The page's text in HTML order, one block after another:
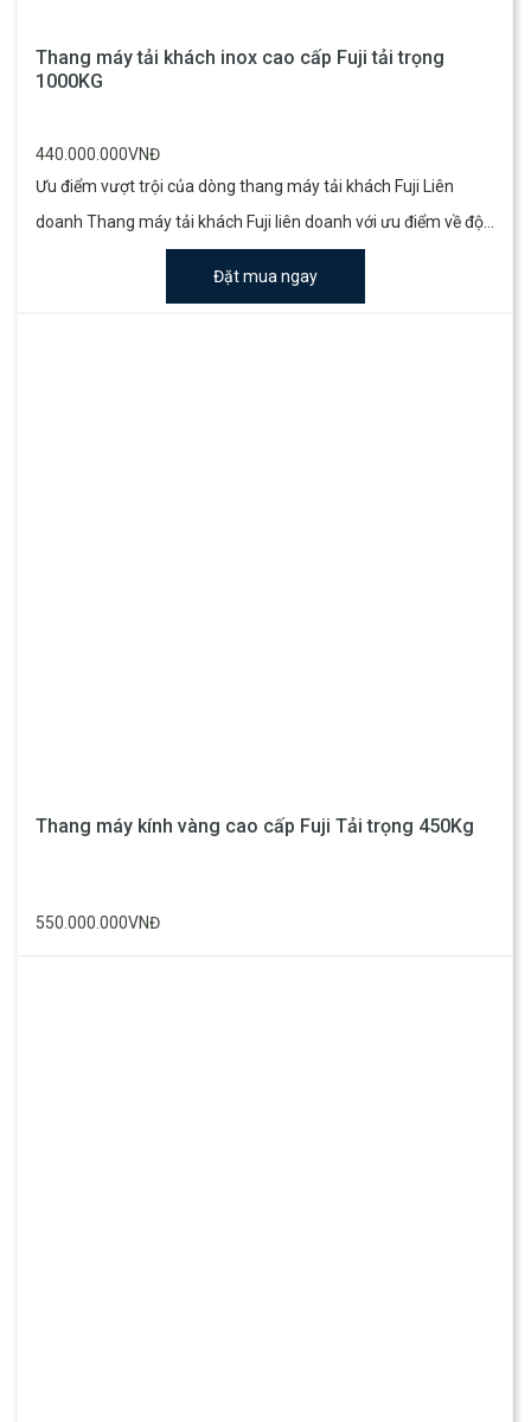
Thang máy tải khách inox cao cấp Fuji tải trọng
1000KG
440.000.000VNĐ
Ưu điểm vượt trội của dòng thang máy tải khách Fuji Liên
doanh Thang máy tải khách Fuji liên doanh với ưu điểm về độ
Đặt mua ngay
Thang máy kính vàng cao cấp Fuji Tải trọng 450Kg
550.000.000VNĐ